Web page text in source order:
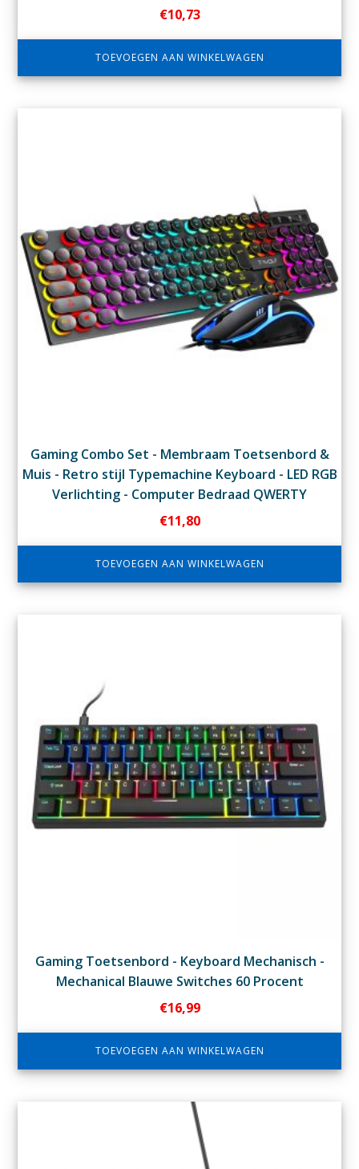
€10,73
TOEVOEGEN AAN WINKELWAGEN
Gaming Combo Set - Membraam Toetsenbord &
Muis - Retro stijl Typemachine Keyboard - LED RGB
Verlichting - Computer Bedraad QWERTY
€11,80
TOEVOEGEN AAN WINKELWAGEN
Gaming Toetsenbord - Keyboard Mechanisch -
Mechanical Blauwe Switches 60 Procent
€16,99
TOEVOEGEN AAN WINKELWAGEN